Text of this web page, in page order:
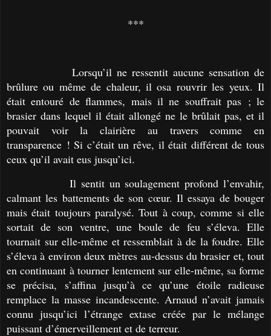
***
Lorsqu’il ne ressentit aucune sensation de
brûlure ou même de chaleur, il osa rouvrir les yeux. Il
était entouré de flammes, mais il ne souffrait pas ; le
brasier dans lequel il était allongé ne le brûlait pas, et il
pouvait voir la clairière au travers comme en
transparence ! Si c’était un rêve, il était différent de tous
ceux qu’il avait eus jusqu’ici.
Il sentit un soulagement profond l’envahir,
calmant les battements de son cœur. Il essaya de bouger
mais était toujours paralysé. Tout à coup, comme si elle
sortait de son ventre, une boule de feu s’éleva. Elle
tournait sur elle-même et ressemblait à de la foudre. Elle
s’éleva à environ deux mètres au-dessus du brasier et, tout
en continuant à tourner lentement sur elle-même, sa forme
se précisa, s’affina jusqu’à ce qu’une étoile radieuse
remplace la masse incandescente. Arnaud n’avait jamais
connu jusqu’ici l’étrange extase créée par le mélange
puissant d’émerveillement et de terreur.